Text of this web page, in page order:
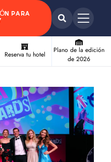
PARA
Reserva tu hotel
Plano de la edición
de 2026